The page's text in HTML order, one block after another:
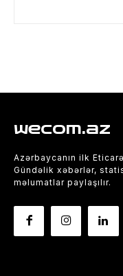
wecom.az
Azərbaycanın ilk
Gündəlik xəbərlər,
məlumatlar paylaşılır.